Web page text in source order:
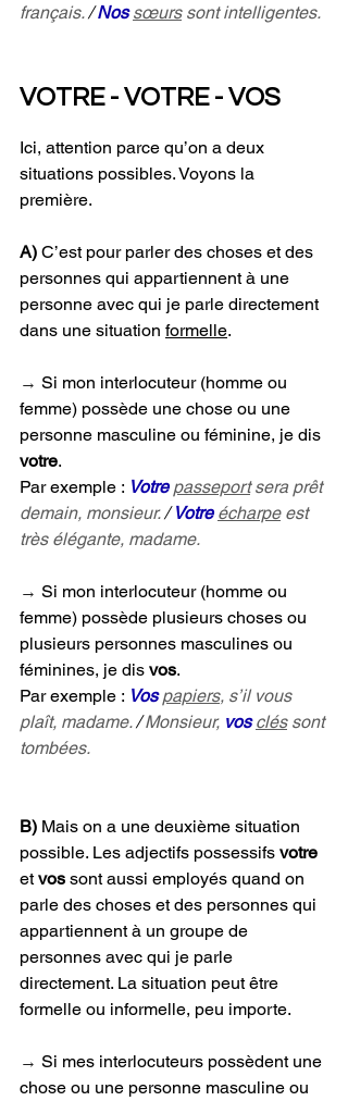
français. / Nos sœurs sont intelligentes.
VOTRE - VOTRE - VOS
Ici, attention parce qu’on a deux
situations possibles. Voyons la
première.
A) C’est pour parler des choses et des
personnes qui appartiennent à une
personne avec qui je parle directement
dans une situation formelle.
→ Si mon interlocuteur (homme ou
femme) possède une chose ou une
personne masculine ou féminine, je dis
votre.
Par exemple : Votre passeport sera prêt
demain, monsieur. / Votre écharpe est
très élégante, madame.
→ Si mon interlocuteur (homme ou
femme) possède plusieurs choses ou
plusieurs personnes masculines ou
féminines, je dis vos.
Par exemple : Vos papiers, s’il vous
plaît, madame. / Monsieur, vos clés sont
tombées.
B) Mais on a une deuxième situation
possible. Les adjectifs possessifs votre
et vos sont aussi employés quand on
parle des choses et des personnes qui
appartiennent à un groupe de
personnes avec qui je parle
directement. La situation peut être
formelle ou informelle, peu importe.
→ Si mes interlocuteurs possèdent une
chose ou une personne masculine ou